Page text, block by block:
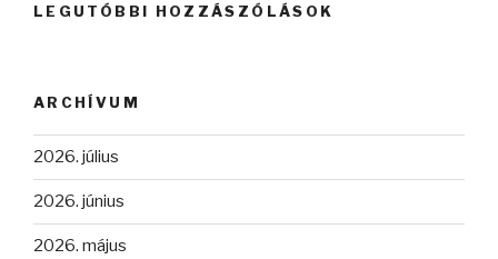
LEGUTÓBBI HOZZÁSZÓLÁSOK
ARCHÍVUM
2026. július
2026. június
2026. május